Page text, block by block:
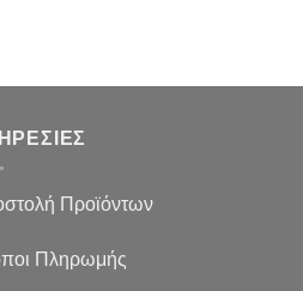
Προϊόντων
Πληρωμής